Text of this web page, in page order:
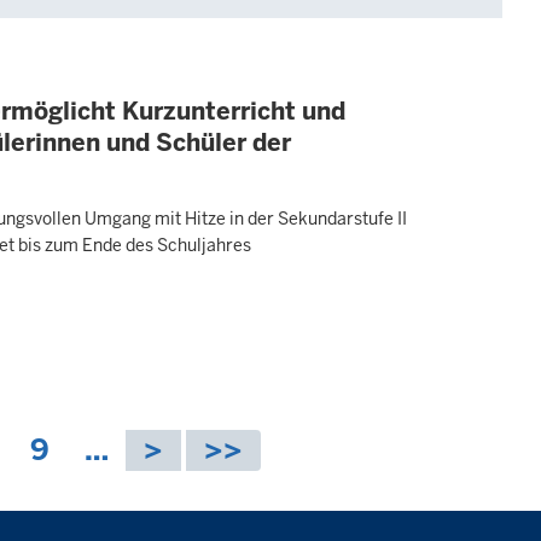
Kurzunterricht und
und Schüler der
Umgang mit Hitze in der Sekundarstufe II
bis zum Ende des Schuljahres
S
i
9 …